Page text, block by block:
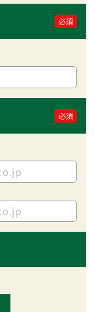
必須
必須